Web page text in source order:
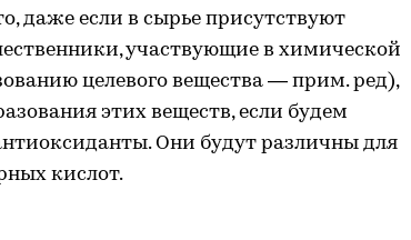
даже если в сырье присутствуют
участвующие в химической
целевого вещества — прим. ред),
этих веществ, если будем
Они будут различны для
кислот.